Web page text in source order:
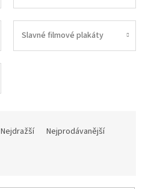
Slavné filmové plakáty
Nejdražší
Nejprodávanější